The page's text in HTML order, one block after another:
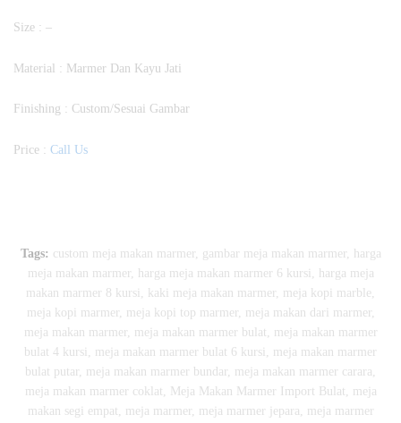
Size : –
Material : Marmer Dan Kayu Jati
Finishing : Custom/Sesuai Gambar
Price : Call Us
Tags: custom meja makan marmer , gambar meja makan marmer ,
harga
meja makan marmer , harga meja makan marmer 6 kursi ,
harga meja
makan marmer 8 kursi , kaki meja makan marmer , meja kopi marble ,
meja kopi marmer , meja kopi top marmer , meja makan dari marmer ,
meja makan marmer , meja makan marmer bulat, meja makan marmer
bulat 4 kursi , meja makan marmer bulat 6 kursi , meja makan marmer
bulat putar , meja makan marmer bundar , meja makan marmer carara,
meja makan marmer coklat, Meja Makan Marmer Import Bulat, meja
makan segi empat, meja marmer , meja marmer jepara, meja marmer